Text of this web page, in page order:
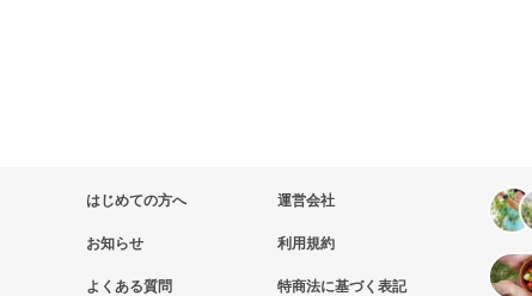
はじめての方へ
お知らせ
よくある質問
運営会社
利用規約
特商法に基づく表記